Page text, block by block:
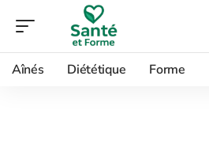
Aînés Diététique Forme